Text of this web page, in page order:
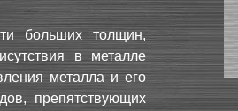
больших толщин,
в металле
металла и его
препятствующих